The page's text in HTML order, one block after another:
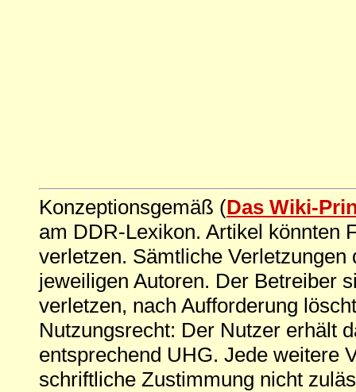
Konzeptionsgemäß (Das Wiki-
am DDR-Lexikon. Artikel könnten
verletzen. Sämtliche
jeweiligen Autoren. Der Betreiber
verletzen, nach Aufforderung
Nutzungsrecht: Der Nutzer erhält
entsprechend UHG. Jede weitere
schriftliche Zustimmung nicht